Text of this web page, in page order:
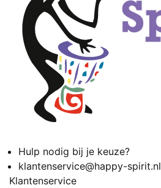
Hulp nodig bij je keuze?
klantenservice@happy-spirit.nl
Klantenservice